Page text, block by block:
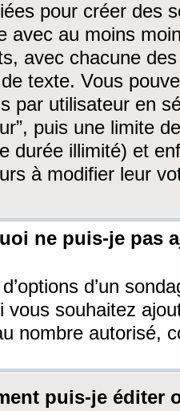
pour créer des
avec au moins
avec chacune
texte. Vous
par utilisateur en
puis une limite
durée illimité) et
à modifier leur
ne puis-je pas
d’un
vous souhaitez
nombre autorisé,
puis-je éditer